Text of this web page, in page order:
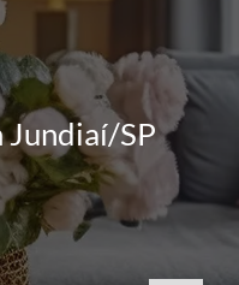
Jundiaí/SP